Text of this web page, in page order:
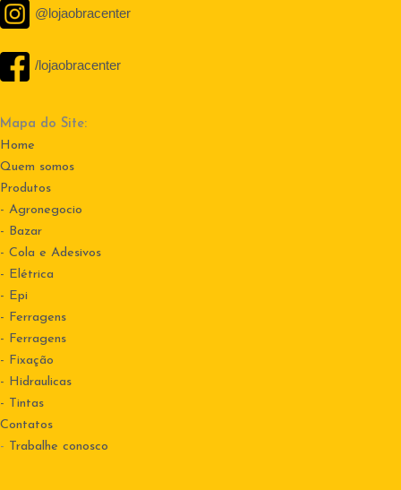
@lojaobracenter
/lojaobracenter
Mapa do Site:
Home
Quem somos
Produtos
- Agronegocio
- Bazar
- Cola e Adesivos
- Elétrica
- Epi
- Ferragens
- Ferragens
- Fixação
- Hidraulicas
- Tintas
Contatos
- Trabalhe conosco